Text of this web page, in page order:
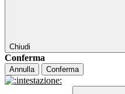
Chiudi
Conferma
Annulla Conferma